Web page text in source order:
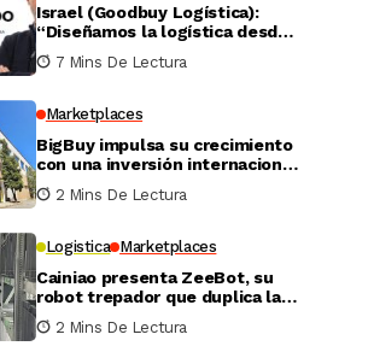
Israel (Goodbuy Logística):
“Diseñamos la logística desde
el lado real del vendedor
online”
7 Mins De Lectura
Marketplaces
BigBuy impulsa su crecimiento
con una inversión internacional
de 4 millones
2 Mins De Lectura
Logistica Marketplaces
Cainiao presenta ZeeBot, su
robot trepador que duplica la
eficiencia de almacenamiento
y recogida en pruebas reales
2 Mins De Lectura